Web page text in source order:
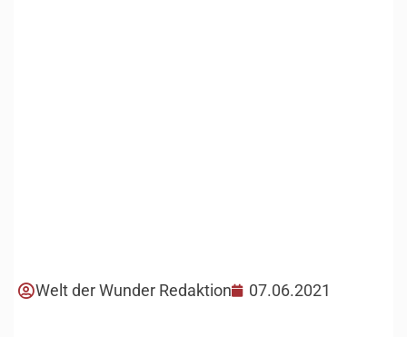
Welt der Wunder Redaktion 07.06.2021